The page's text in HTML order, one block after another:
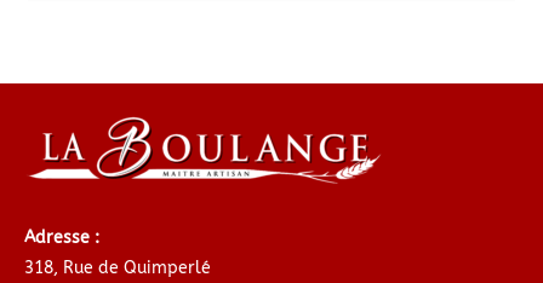
Adresse :
318, Rue de Quimperlé